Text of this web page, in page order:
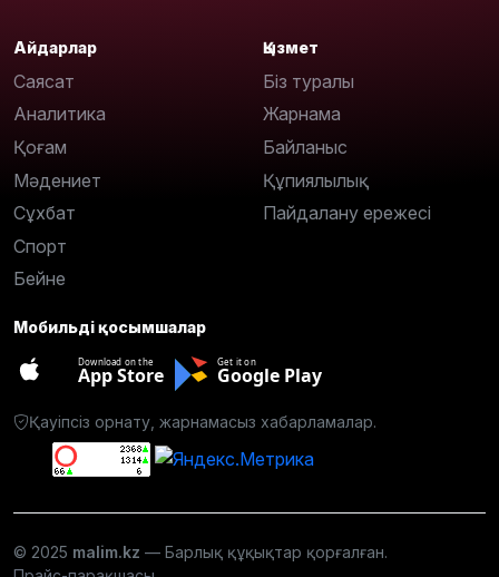
Айдарлар
Саясат
Аналитика
Қоғам
Мәдениет
Сұхбат
Спорт
Бейне
Қызмет
Біз туралы
Жарнама
Байланыс
Құпиялылық
Пайдалану ережесі
Мобильді қосымшалар
Download on the
App Store
Get it on
Google Play
Қауіпсіз орнату, жарнамасыз хабарламалар.
© 2025 malim.kz — Барлық құқықтар қорғалған.